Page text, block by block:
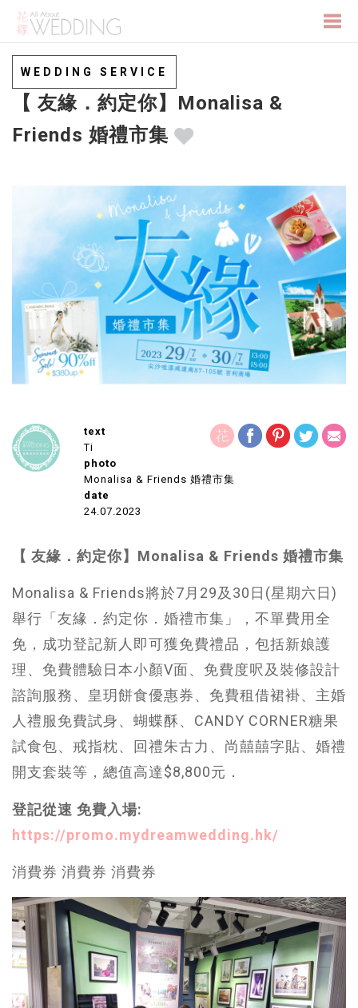
WEDDING SERVICE
【 友緣．約定你】Monalisa &
Friends 婚禮市集
text
Ti
photo
Monalisa & Friends 婚禮市集
date
24.07.2023
【 友緣．約定你】Monalisa & Friends 婚禮市集
Monalisa & Friends將於7月29及30日(星期六日)
舉行「友緣．約定你．婚禮市集」，不單費用全
免，成功登記新人即可獲免費禮品，包括新娘護
理、免費體驗日本小顏V面、免費度呎及裝修設計
諮詢服務、皇玥餅食優惠券、免費租借裙褂、主婚
人禮服免費試身、蝴蝶酥、CANDY CORNER糖果
試食包、戒指枕、回禮朱古力、尚囍囍字貼、婚禮
開支套裝等，總值高達$8,800元．
登記從速 免費入場:
https://promo.mydreamwedding.hk/
消費券 消費券 消費券